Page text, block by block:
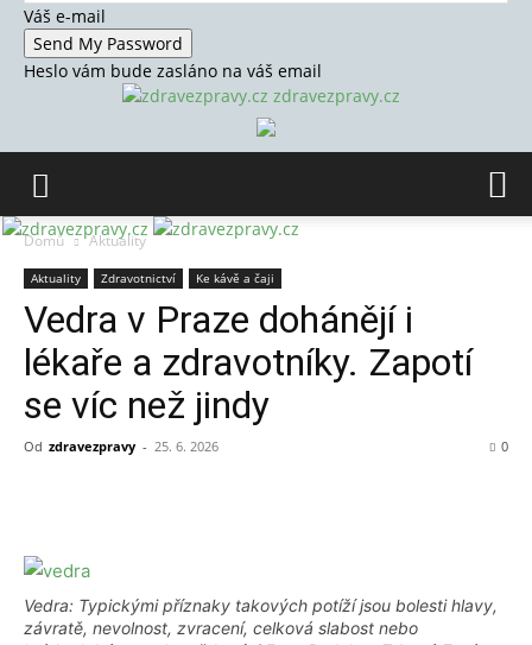
Váš e-mail
Heslo vám bude zasláno na váš email
zdravezpravy.cz
Domů Aktuality
Aktuality Zdravotnictví Ke kávě a čaji
Vedra v Praze dohánějí i
lékaře a zdravotníky. Zapotí
se víc než jindy
Od zdravezpravy - 25. 6. 2026 0
Vedra: Typickými příznaky takových potíží jsou bolesti hlavy,
závratě, nevolnost, zvracení, celková slabost nebo